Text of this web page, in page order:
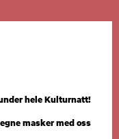
hele Kulturnatt!
masker med oss